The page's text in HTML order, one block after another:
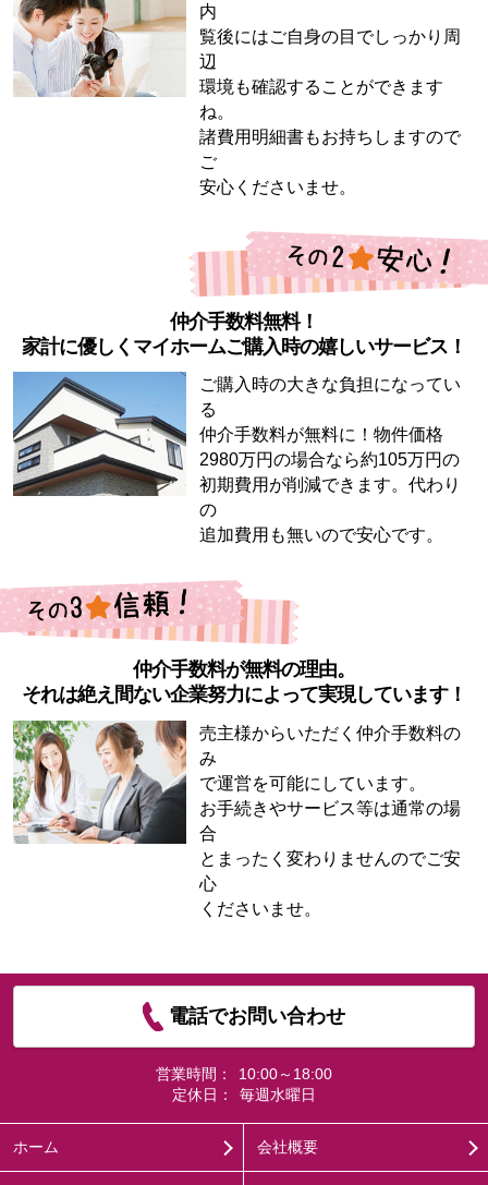
内
覧後にはご自身の目でしっかり周
辺
環境も確認することができます
ね。
諸費用明細書もお持ちしますので
ご
安心くださいませ。
仲介手数料無料！
家計に優しくマイホームご購入時の嬉しいサービス！
ご購入時の大きな負担になってい
る
仲介手数料が無料に！物件価格
2980万円の場合なら約105万円の
初期費用が削減できます。代わり
の
追加費用も無いので安心です。
仲介手数料が無料の理由。
それは絶え間ない企業努力によって実現しています！
売主様からいただく仲介手数料の
み
で運営を可能にしています。
お手続きやサービス等は通常の場
合
とまったく変わりませんのでご安
心
くださいませ。
電話でお問い合わせ
営業時間：
10:00～18:00
定休日：
毎週水曜日
ホーム 会社概要